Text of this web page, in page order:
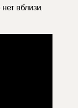
вблизи,